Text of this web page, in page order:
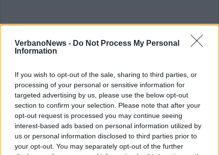
VerbanoNews - Do Not Process My Personal
Information
If you wish to opt-out of the sale, sharing to third parties, or
processing of your personal or sensitive information for
targeted advertising by us, please use the below opt-out
section to confirm your selection. Please note that after your
opt-out request is processed you may continue seeing
interest-based ads based on personal information utilized by
us or personal information disclosed to third parties prior to
your opt-out. You may separately opt-out of the further
Commenti
Accedio registratiper commentare questo
articolo.